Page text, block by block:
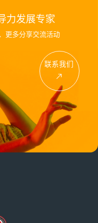
力发展专家
更多分享交流活动
联系我们